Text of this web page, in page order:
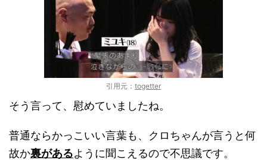
引用元： togetter
そう言って、慰めていましたね。
普通ならかっこいい言葉も、クロちゃんが言うと何
故か裏があるように聞こえるので不思議です。